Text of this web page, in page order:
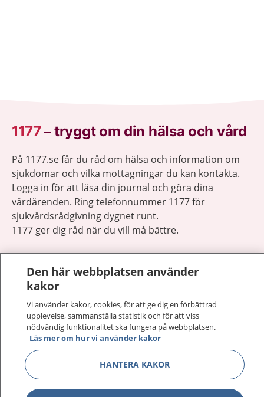
1177–tryggt om din hälsa och vård
På 1177.se får du råd om hälsa och information om
sjukdomar och vilka mottagningar du kan kontakta.
Logga in för att läsa din journal och göra dina
vårdärenden. Ring telefonnummer 1177 för
sjukvårdsrådgivning dygnet runt.
1177 ger dig råd när du vill må bättre.
1177 på flera språk
Om 1177
Kontakt Visa
Den här webbplatsen använder
kakor
Vi använder kakor, cookies, för att ge dig en förbättrad
upplevelse, sammanställa statistik och för att viss
nödvändig funktionalitet ska fungera på webbplatsen.
Läs mer om hur vi använder kakor
HANTERA KAKOR